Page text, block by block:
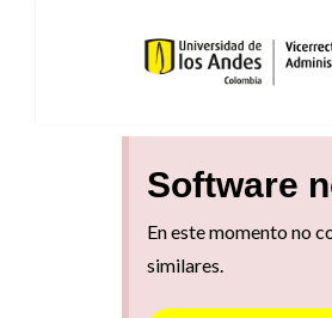
Software
En este momento no
similares.